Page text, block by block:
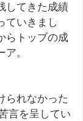
してきた成績
ていきまし
らトップの成
。
られなかった
言を呈してい